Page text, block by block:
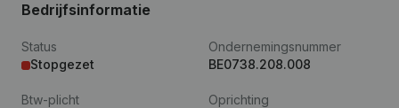
Bedrijfsinformatie
Status
Stopgezet
Ondernemingsnummer
BE0738.208.008
Btw-plicht
Oprichting